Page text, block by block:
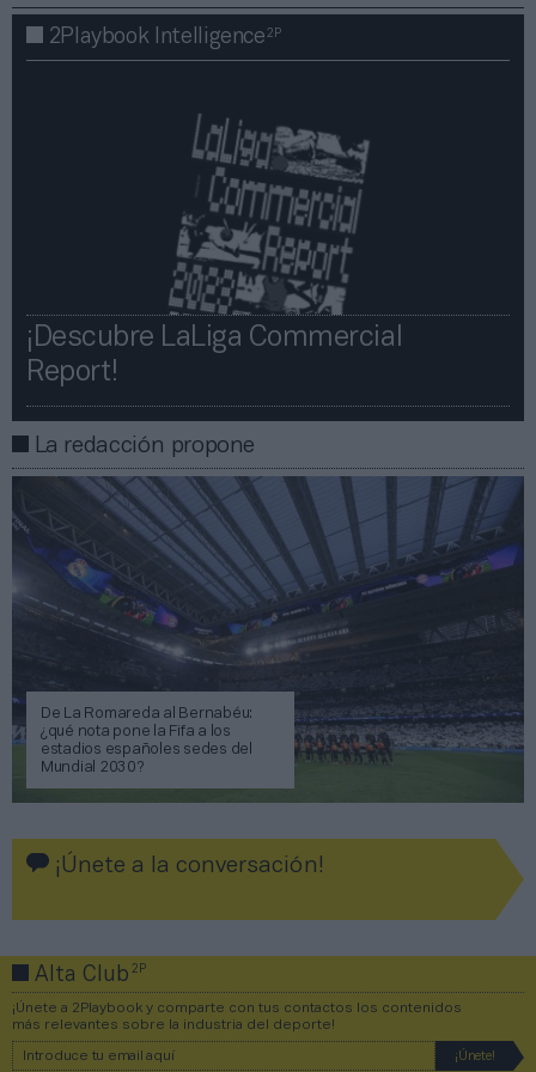
2Playbook Intelligence2P
¡Descubre LaLiga Commercial
Report!​​
La redacción propone
De La Romareda al Bernabéu:
¿qué nota pone la Fifa a los
estadios españoles sedes del
Mundial 2030?
¡Únete a la conversación!
Alta Club2P
¡Únete a 2Playbook y comparte con tus contactos los contenidos
más relevantes sobre la industria del deporte!